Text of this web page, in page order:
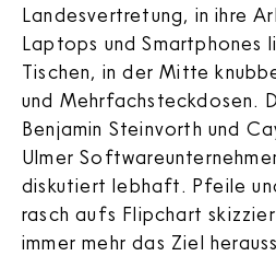
Landesvertretung, in ihre
Laptops und Smartphones
Tischen, in der Mitte
und Mehrfachsteckdosen.
Benjamin Steinvorth und
Ulmer
diskutiert lebhaft. Pfeile
rasch aufs Flipchart
immer mehr das Ziel